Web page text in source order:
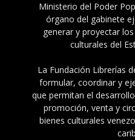
Ministerio del Poder
órgano del gabinete
generar y proyectar
culturales del
La Fundación Librerías
formular, coordinar y
que permitan el
promoción, venta y
bienes culturales